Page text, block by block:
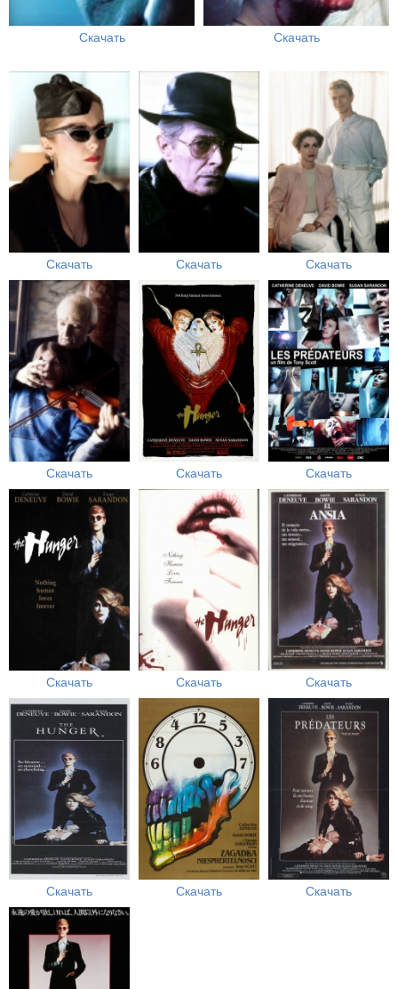
Скачать Скачать
Скачать Скачать Скачать
Скачать Скачать Скачать
Скачать Скачать Скачать
Скачать Скачать Скачать